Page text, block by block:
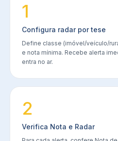
1
Configura radar por tese
Define classe (imóvel/veículo/
e nota mínima. Recebe alerta
entra no ar.
2
Verifica Nota e Radar